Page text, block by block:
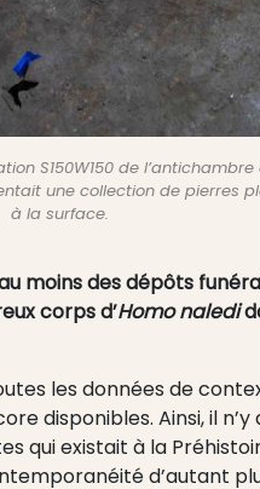
S150W150 de
une collection de pierres
à la surface.
moins des dépôts
corps d’Homo naledi
les données de
disponibles. Ainsi, il
qui existait à la
d’autant